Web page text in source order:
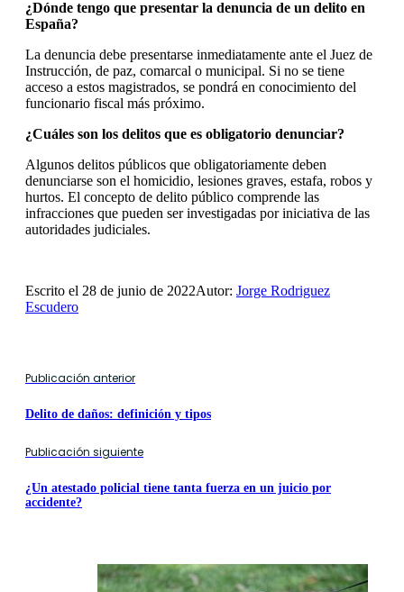
¿Dónde tengo que presentar la denuncia de un delito en
España?
La denuncia debe presentarse inmediatamente ante el Juez de
Instrucción, de paz, comarcal o municipal. Si no se tiene
acceso a estos magistrados, se pondrá en conocimiento del
funcionario fiscal más próximo.
¿Cuáles son los delitos que es obligatorio denunciar?
Algunos delitos públicos que obligatoriamente deben
denunciarse son el homicidio, lesiones graves, estafa, robos y
hurtos. El concepto de delito público comprende las
infracciones que pueden ser investigadas por iniciativa de las
autoridades judiciales.
Escrito el 28 de junio de 2022Autor: Jorge Rodriguez
Escudero
Publicación anterior
Delito de daños: definición y tipos
Publicación siguiente
¿Un atestado policial tiene tanta fuerza en un juicio por
accidente?